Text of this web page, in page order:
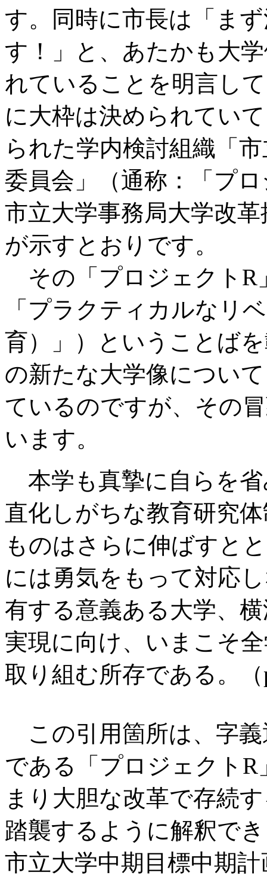
す。同時に市長は「ま
す！」と、あたかも大
れていることを明言し
に大枠は決められてい
られた学内検討組織「
委員会」（通称：「プ
市立大学事務局大学改
が示すとおりです。
その「プロジェクトR
「プラクティカルなリ
育）」）ということば
の新たな大学像につい
ているのですが、その
います。
本学も真摯に自らを
直化しがちな教育研究
ものはさらに伸ばすと
には勇気をもって対応
有する意義ある大学、
実現に向け、いまこそ
取り組む所存である。（
この引用箇所は、字義
である「プロジェクト
まり大胆な改革で存続
踏襲するように解釈で
市立大学中期目標中期